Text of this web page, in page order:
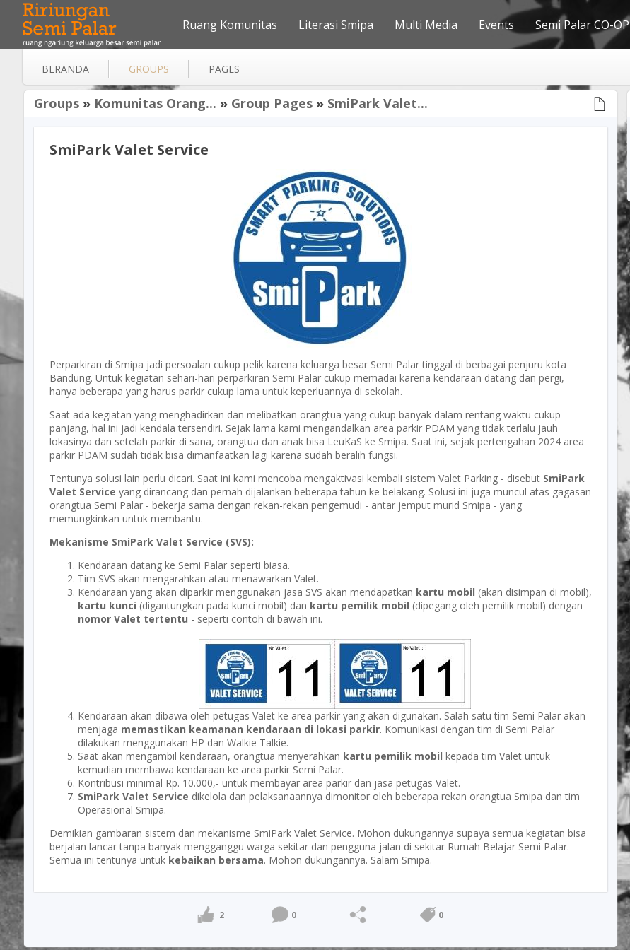
Ruang Komunitas Literasi Smipa Multi Media Events Semi Palar CO-OP
BERANDA GROUPS PAGES
Groups » Komunitas Orang... » Group Pages » SmiPark Valet...
SmiPark Valet Service
Perparkiran di Smipa jadi persoalan cukup pelik karena keluarga besar Semi Palar tinggal di berbagai penjuru kota
Bandung. Untuk kegiatan sehari-hari perparkiran Semi Palar cukup memadai karena kendaraan datang dan pergi,
hanya beberapa yang harus parkir cukup lama untuk keperluannya di sekolah.
Saat ada kegiatan yang menghadirkan dan melibatkan orangtua yang cukup banyak dalam rentang waktu cukup
panjang, hal ini jadi kendala tersendiri. Sejak lama kami mengandalkan area parkir PDAM yang tidak terlalu jauh
lokasinya dan setelah parkir di sana, orangtua dan anak bisa LeuKaS ke Smipa. Saat ini, sejak pertengahan 2024 area
parkir PDAM sudah tidak bisa dimanfaatkan lagi karena sudah beralih fungsi.
Tentunya solusi lain perlu dicari. Saat ini kami mencoba mengaktivasi kembali sistem Valet Parking - disebut SmiPark
Valet Service yang dirancang dan pernah dijalankan beberapa tahun ke belakang. Solusi ini juga muncul atas gagasan
orangtua Semi Palar - bekerja sama dengan rekan-rekan pengemudi - antar jemput murid Smipa - yang
memungkinkan untuk membantu.
Mekanisme SmiPark Valet Service (SVS):
Kendaraan datang ke Semi Palar seperti biasa.
Tim SVS akan mengarahkan atau menawarkan Valet.
Kendaraan yang akan diparkir menggunakan jasa SVS akan mendapatkan kartu mobil (akan disimpan di mobil),
kartu kunci (digantungkan pada kunci mobil) dan kartu pemilik mobil (dipegang oleh pemilik mobil) dengan
nomor Valet tertentu - seperti contoh di bawah ini.
Kendaraan akan dibawa oleh petugas Valet ke area parkir yang akan digunakan. Salah satu tim Semi Palar akan
menjaga memastikan keamanan kendaraan di lokasi parkir. Komunikasi dengan tim di Semi Palar
dilakukan menggunakan HP dan Walkie Talkie.
Saat akan mengambil kendaraan, orangtua menyerahkan kartu pemilik mobil kepada tim Valet untuk
kemudian membawa kendaraan ke area parkir Semi Palar.
Kontribusi minimal Rp. 10.000,- untuk membayar area parkir dan jasa petugas Valet.
SmiPark Valet Service dikelola dan pelaksanaannya dimonitor oleh beberapa rekan orangtua Smipa dan tim
Operasional Smipa.
Demikian gambaran sistem dan mekanisme SmiPark Valet Service. Mohon dukungannya supaya semua kegiatan bisa
berjalan lancar tanpa banyak mengganggu warga sekitar dan pengguna jalan di sekitar Rumah Belajar Semi Palar.
Semua ini tentunya untuk kebaikan bersama. Mohon dukungannya. Salam Smipa.
2 0 0